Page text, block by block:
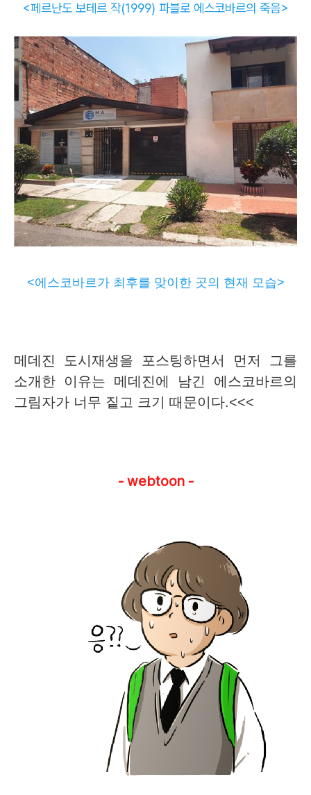
<페르난도 보테르 작(1999) 파블로 에스코바르의 죽음>
<에스코바르가 최후를 맞이한 곳의 현재 모습>
메데진 도시재생을 포스팅하면서 먼저 그를
소개한 이유는 메데진에 남긴 에스코바르의
그림자가 너무 짙고 크기 때문이다.<<<
- webtoon -